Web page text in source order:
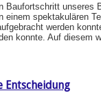
Baufortschritt unseres
einem spektakulären
werden
konnte. Auf
Entscheidung